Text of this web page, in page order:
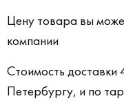
Цену товара вы
компании
Стоимость
Петербургу, и по